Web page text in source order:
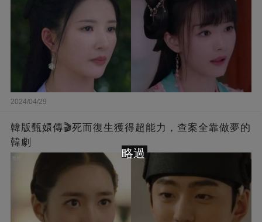
2024/04/29
韓版甄嬛傳🎬死而復生獲得超能力，查案全靠做夢的
韓劇
略過